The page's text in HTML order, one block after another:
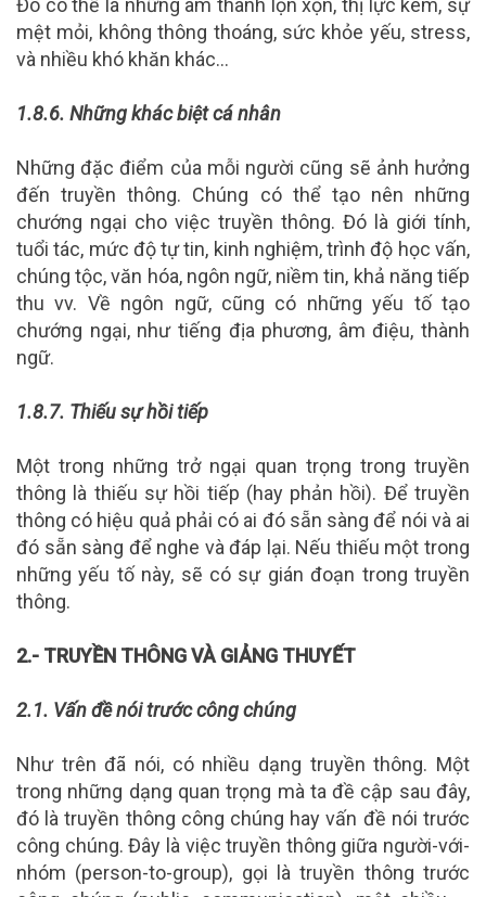
mệt mỏi, không thông thoáng, sức khỏe yếu, stress,
và nhiều khó khăn khác…
1.8.6. Những khác biệt cá nhân
Những đặc điểm của mỗi người cũng sẽ ảnh hưởng
đến truyền thông. Chúng có thể tạo nên những
chướng ngại cho việc truyền thông. Đó là giới tính,
tuổi tác, mức độ tự tin, kinh nghiệm, trình độ học vấn,
chúng tộc, văn hóa, ngôn ngữ, niềm tin, khả năng tiếp
thu vv. Về ngôn ngữ, cũng có những yếu tố tạo
chướng ngại, như tiếng địa phương, âm điệu, thành
ngữ.
1.8.7. Thiếu sự hồi tiếp
Một trong những trở ngại quan trọng trong truyền
thông là thiếu sự hồi tiếp (hay phản hồi). Để truyền
thông có hiệu quả phải có ai đó sẵn sàng để nói và ai
đó sẵn sàng để nghe và đáp lại. Nếu thiếu một trong
những yếu tố này, sẽ có sự gián đoạn trong truyền
thông.
2.- TRUYỀN THÔNG VÀ GIẢNG THUYẾT
2.1. Vấn đề nói trước công chúng
Như trên đã nói, có nhiều dạng truyền thông. Một
trong những dạng quan trọng mà ta đề cập sau đây,
đó là truyền thông công chúng hay vấn đề nói trước
công chúng. Đây là việc truyền thông giữa người-với-
nhóm (person-to-group), gọi là truyền thông trước